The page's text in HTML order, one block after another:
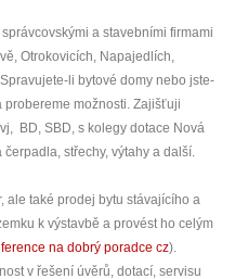
a stavebními firmami
Otrokovicích, Napajedlích,
li bytové domy nebo jste-
probereme možnosti. Zajišťuji
BD, SBD, s kolegy dotace Nová
střechy, výtahy a další.
ale také prodej bytu stávajícího a
k výstavbě a provést ho celým
na dobrý poradce cz).
v řešení úvěrů, dotací, servisu